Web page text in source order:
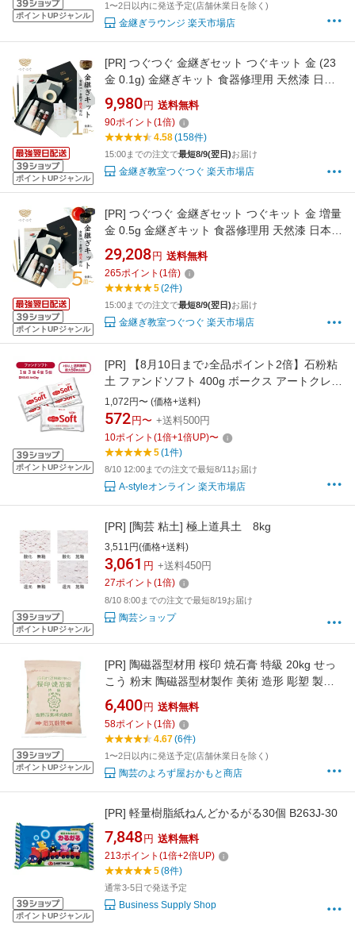
ポイントUPジャンル
1〜2日以内に発送予定(店舗休業日を除く)
金継ぎラウンジ 楽天市場店
ポイントUPジャンル
[PR] つぐつぐ 金継ぎセット つぐキット 金 (23
金 0.1g) 金継ぎキット 食器修理用 天然漆 日本
伝統技法 漆 初心者 中級 金継ぎ きんつぎ 金つ
ぎ 金継 TSUGUKIT 金粉 スターター 修繕 補修
修理 陶器 欠け 食器 安全 キット セット 送料無
料 プレゼント ギフト 母の日
9,980 円 送料無料
90ポイント (1倍)
4.58(158件)
15:00までの注文で最短8/9(翌日)お届け
金継ぎ教室つぐつぐ 楽天市場店
ポイントUPジャンル
[PR] つぐつぐ 金継ぎセット つぐキット 金 増量
金 0.5g 金継ぎキット 食器修理用 天然漆 日本伝
統技法 漆 初心者 中級 金継ぎ きんつぎ 金つぎ
金継 つぐきっと TSUGUKIT 金粉 スターター
修繕 補修 修理 陶器 欠け 食器 安全 キット セッ
ト 送料無料 プレゼント ギフト 母の日
29,208 円 送料無料
265ポイント (1倍)
5(2件)
15:00までの注文で最短8/9(翌日)お届け
金継ぎ教室つぐつぐ 楽天市場店
ポイントUPジャンル
[PR]
【8月10日まで♪全品ポイント2倍】石粉粘
土 ファンドソフト 400g ボークス アートクレイ
Volks Artclay 石粉 粘土 やわらかい セット 造形
ホワイト 粘度 調整 なめらか 質感 きめ細かさ
柔らかい 手触り 滑らか 白色 形作り
1,072円〜 (価格+送料)
572 円〜 +送料500円
10ポイント (1倍+1倍UP)〜
5(1件)
8/10 12:00までの注文で最短8/11お届け
A-styleオンライン 楽天市場店
ポイントUPジャンル
[PR] [陶芸 粘土] 極上道具土 8kg
3,511円(価格+送料)
3,061 円 +送料450円
27ポイント (1倍)
8/10 8:00までの注文で最短8/19お届け
陶芸ショップ
ポイントUPジャンル
[PR] 陶磁器型材用 桜印 焼石膏 特級 20kg せっ
こう 粉末 陶磁器型材製作 美術 造形 彫塑 製作
義肢装具製作 石膏 陶芸 型
6,400 円 送料無料
58ポイント (1倍)
4.67(6件)
1〜2日以内に発送予定(店舗休業日を除く)
陶芸のよろず屋おかもと商店
ポイントUPジャンル
[PR] 軽量樹脂紙ねんどかるがる30個 B263J-30
7,848 円 送料無料
213ポイント (1倍+2倍UP)
5(8件)
通常3-5日で発送予定
Business Supply Shop